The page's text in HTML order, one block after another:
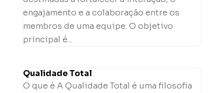
engajamento e a colaboração entre os
membros de uma equipe. O objetivo
principal é...
Qualidade Total
O que é A Qualidade Total é uma filosofia